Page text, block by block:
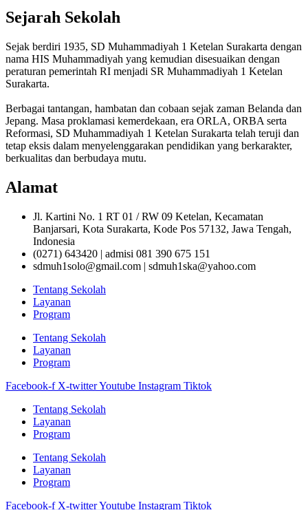
Sejarah Sekolah
Sejak berdiri 1935, SD Muhammadiyah 1 Ketelan Surakarta dengan
nama HIS Muhammadiyah yang kemudian disesuaikan dengan
peraturan pemerintah RI menjadi SR Muhammadiyah 1 Ketelan
Surakarta.
Berbagai tantangan, hambatan dan cobaan sejak zaman Belanda dan
Jepang. Masa proklamasi kemerdekaan, era ORLA, ORBA serta
Reformasi, SD Muhammadiyah 1 Ketelan Surakarta telah teruji dan
tetap eksis dalam menyelenggarakan pendidikan yang berkarakter,
berkualitas dan berbudaya mutu.
Alamat
Jl. Kartini No. 1 RT 01 / RW 09 Ketelan, Kecamatan
Banjarsari, Kota Surakarta, Kode Pos 57132, Jawa Tengah,
Indonesia
(0271) 643420 | admisi 081 390 675 151
sdmuh1solo@gmail.com | sdmuh1ska@yahoo.com
Tentang Sekolah
Layanan
Program
Tentang Sekolah
Layanan
Program
Facebook-f X-twitterYoutube Instagram Tiktok
Tentang Sekolah
Layanan
Program
Tentang Sekolah
Layanan
Program
Facebook-f X-twitterYoutube Instagram Tiktok